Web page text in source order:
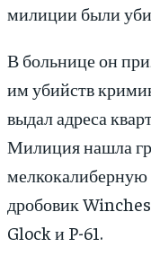
милиции были
В больнице он
им убийств
выдал адреса
Милиция нашла
мелкокалиберную
дробовик
Glock и P-61.